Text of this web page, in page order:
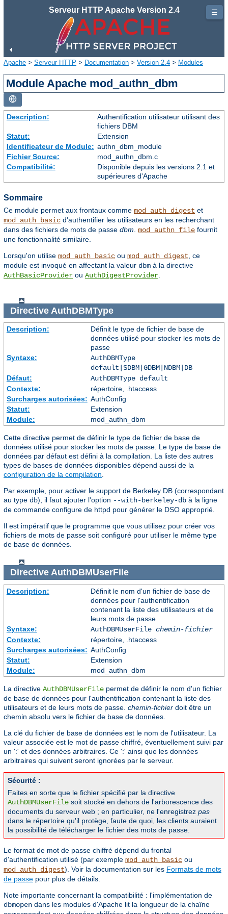
Serveur HTTP Apache Version 2.4
Apache > Serveur HTTP > Documentation > Version 2.4 > Modules
Module Apache mod_authn_dbm
Description:
Authentification utilisateur utilisant des
fichiers DBM
Statut:
Extension
Identificateur de Module: authn_dbm_module
Fichier Source:
mod_authn_dbm.c
Compatibilité:
Disponible depuis les versions 2.1 et
supérieures d'Apache
Sommaire
Ce module permet aux frontaux comme mod_auth_digest et
mod_auth_basic d'authentifier les utilisateurs en les recherchant
dans des fichiers de mots de passe dbm mod_authn_file fournit
une fonctionnalité similaire.
Lorsqu'on utilise mod_auth_basic ou mod_auth_digest , ce
module est invoqué en affectant la valeur dbm à la directive
AuthBasicProvider ou AuthDigestProvider
Directive AuthDBMType
Description:
Définit le type de fichier de base de
données utilisé pour stocker les mots de
passe
Syntaxe:
AuthDBMType
default|SDBM|GDBM|NDBM|DB
Défaut:
AuthDBMType default
Contexte:
répertoire, .htaccess
Surcharges autorisées: AuthConfig
Statut:
Extension
Module:
mod_authn_dbm
Cette directive permet de définir le type de fichier de base de
données utilisé pour stocker les mots de passe. Le type de base de
données par défaut est défini à la compilation. La liste des autres
types de bases de données disponibles dépend aussi de la
configuration de la compilation.
Par exemple, pour activer le support de Berkeley DB (correspondant
au type db), il faut ajouter l'option --with-berkeley-db à la ligne
de commande configure de httpd pour générer le DSO approprié.
Il est impératif que le programme que vous utilisez pour créer vos
fichiers de mots de passe soit configuré pour utiliser le même type
de base de données.
Directive AuthDBMUserFile
Description:
Définit le nom d'un fichier de base de
données pour l'authentification
contenant la liste des utilisateurs et de
leurs mots de passe
Syntaxe:
AuthDBMUserFile chemin-fichier
Contexte:
répertoire, .htaccess
Surcharges autorisées: AuthConfig
Statut:
Extension
Module:
mod_authn_dbm
La directive AuthDBMUserFile permet de définir le nom d'un fichier
de base de données pour l'authentification contenant la liste des
utilisateurs et de leurs mots de passe. chemin-fichier doit être un
chemin absolu vers le fichier de base de données.
La clé du fichier de base de données est le nom de l'utilisateur. La
valeur associée est le mot de passe chiffré, éventuellement suivi par
un ':' et des données arbitraires. Ce ':' ainsi que les données
arbitraires qui suivent seront ignorées par le serveur.
Sécurité :
Faites en sorte que le fichier spécifié par la directive
AuthDBMUserFile soit stocké en dehors de l'arborescence des
documents du serveur web ; en particulier, ne l'enregistrez pas
dans le répertoire qu'il protège, faute de quoi, les clients auraient
la possibilité de télécharger le fichier des mots de passe.
Le format de mot de passe chiffré dépend du frontal
d'authentification utilisé (par exemple mod_auth_basic ou
mod_auth_digest). Voir la documentation sur les Formats de mots
de passe pour plus de détails.
Note importante concernant la compatibilité : l'implémentation de
dbmopen dans les modules d'Apache lit la longueur de la chaîne
☰